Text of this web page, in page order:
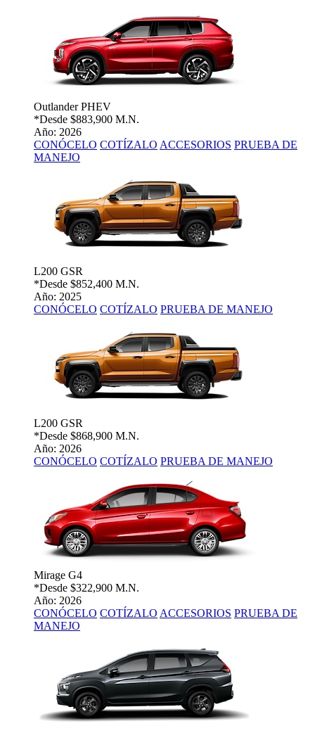
Outlander PHEV
*Desde $883,900 M.N.
Año: 2026
CONÓCELO COTÍZALO ACCESORIOS PRUEBA DE
MANEJO
L200 GSR
*Desde $852,400 M.N.
Año: 2025
CONÓCELO COTÍZALO PRUEBA DE MANEJO
L200 GSR
*Desde $868,900 M.N.
Año: 2026
CONÓCELO COTÍZALO PRUEBA DE MANEJO
Mirage G4
*Desde $322,900 M.N.
Año: 2026
CONÓCELO COTÍZALO ACCESORIOS PRUEBA DE
MANEJO